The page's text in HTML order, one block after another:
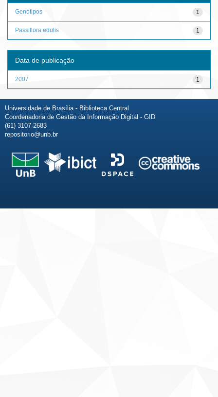
1
Genótipos
1
Passiflora edulis
Data de publicação
1
2007
Universidade de Brasília - Biblioteca Central
Coordenadoria de Gestão da Informação Digital - GID
(61) 3107-2683
repositorio@unb.br